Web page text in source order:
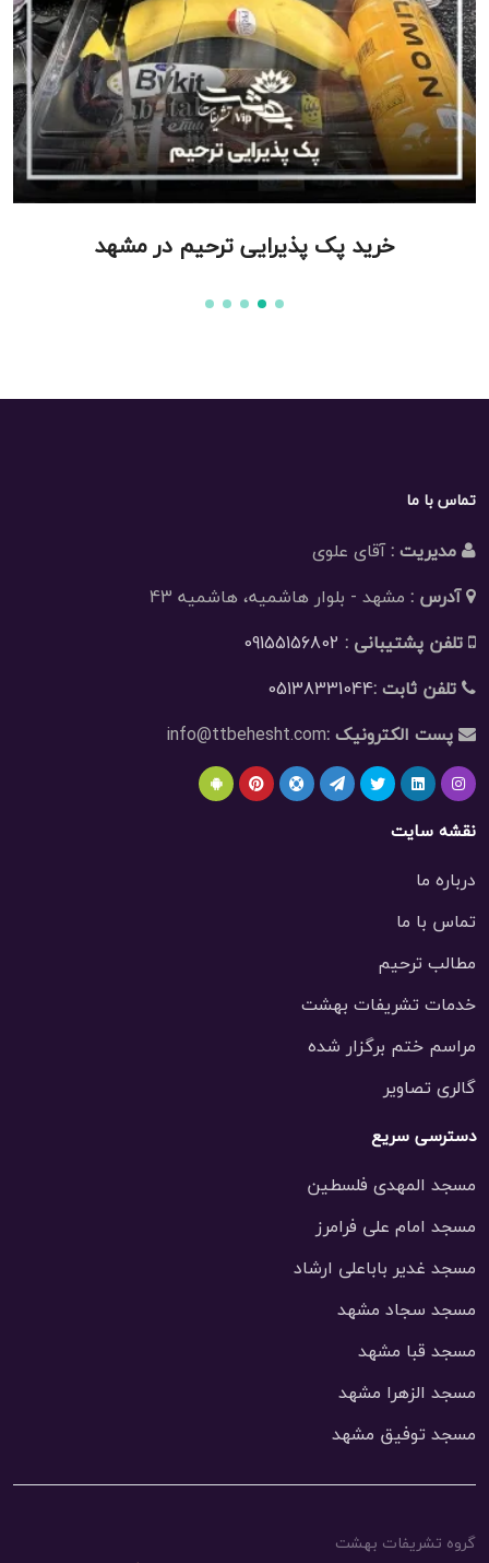
خرید پک پذیرایی ترحیم در مشهد
تماس با ما
مدیریت :آقای علوی
آدرس : مشهد - بلوار هاشمیه، هاشمیه 43
تلفن پشتیبانی : 09155156802
تلفن ثابت :05138331044
پست الکترونیک :info@ttbehesht.com
نقشه سایت
درباره ما
تماس با ما
مطالب ترحیم
خدمات تشریفات بهشت
مراسم ختم برگزار شده
گالری تصاویر
دسترسی سریع
مسجد المهدی فلسطین
مسجد امام علی فرامرز
مسجد غدیر باباعلی ارشاد
مسجد سجاد مشهد
مسجد قبا مشهد
مسجد الزهرا مشهد
مسجد توفیق مشهد
گروه تشریفات بهشت